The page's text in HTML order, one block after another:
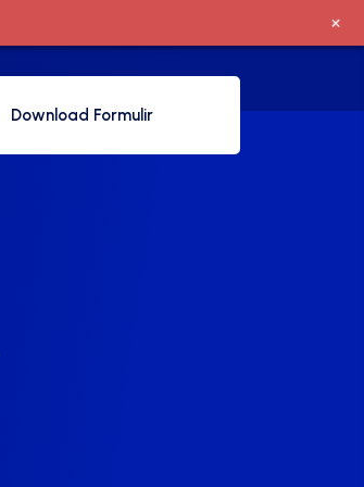
Download Formulir
+